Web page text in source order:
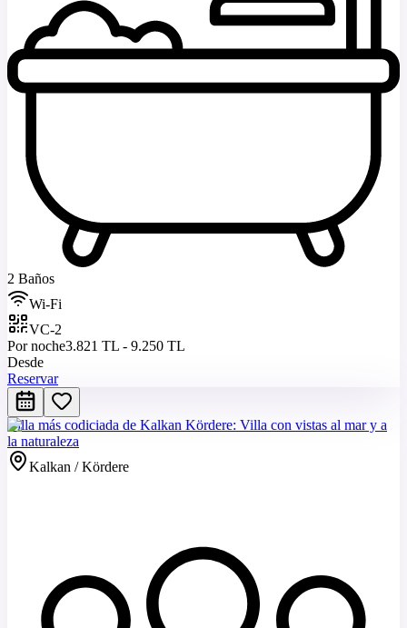
2 Baños
Wi-Fi
VC-2
Por noche3.821 TL - 9.250 TL
Desde
Reservar
Villa más codiciada de Kalkan Kördere: Villa con vistas al mar y a
la naturaleza
Kalkan / Kördere